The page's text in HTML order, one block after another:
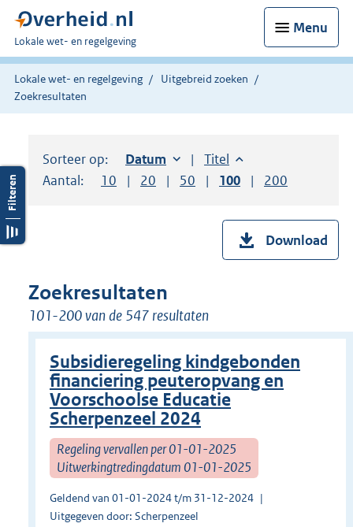
Menu
U
bent
hier:
Lokale wet- en regelgeving
Lokale wet- en regelgeving
Uitgebreid zoeken
Zoekresultaten
Sorteer op: Sorteer op:
Datum oplopendSorteer op:
Titel oplopend
Aantal:
Toon
10 resultaten per pagina
Toon
20 resultaten per pagina
Toon
50 resultaten per pagina
Toon
100 resultaten per
Toon
200
Download
Zoekresultaten
101-200 van de 547 resultaten
Subsidieregeling kindgebonden
financiering peuteropvang en
Voorschoolse Educatie
Scherpenzeel 2024
Regeling vervallen per 01-01-2025
Uitwerkingtredingdatum 01-01-2025
Geldend van 01-01-2024 t/m 31-12-2024
Uitgegeven door: Scherpenzeel